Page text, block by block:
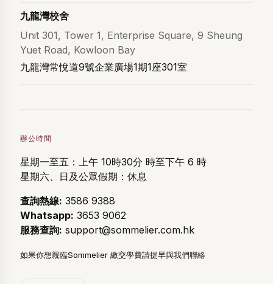
九龍灣校舍
Unit 301, Tower 1, Enterprise Square, 9 Sheung
Yuet Road, Kowloon Bay
九龍灣常悅道9號企業廣場1期1座301室
辦公時間
星期一至五：上午 10時30分 時至下午 6 時
星期六、日及公眾假期：休息
查詢熱線: 3586 9388
Whatsapp: 3653 9062
服務查詢: support@sommelier.com.hk
如果你想親臨Sommelier 繳交學費請提早與我們聯絡